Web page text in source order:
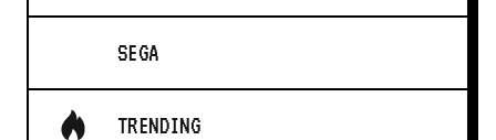
SEGA
TRENDING